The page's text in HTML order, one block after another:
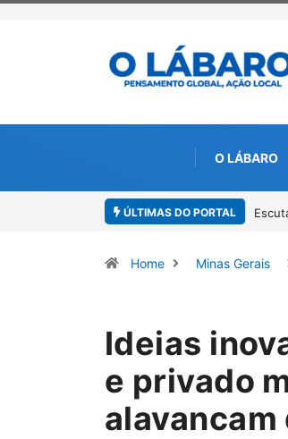
O LÁBARO
ÚLTIMAS DO PORTAL
o I Workshop da Mulher Negra em Paracatu
Home Minas Gerais
Ideias
e privado